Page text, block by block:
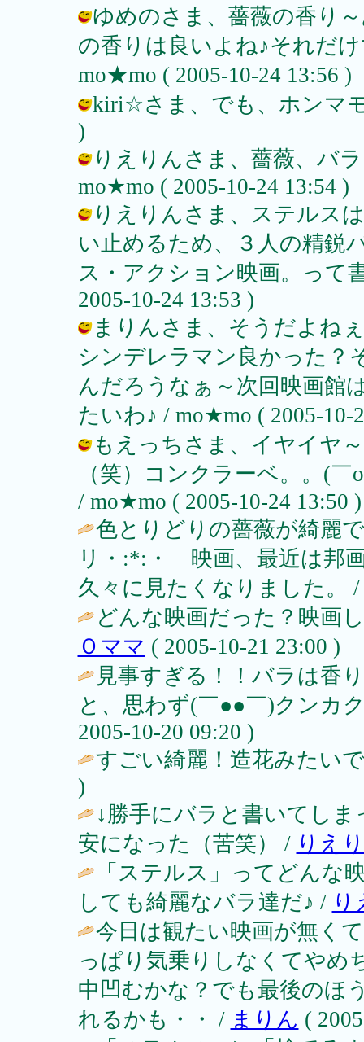
ゆめのさま、薔薇の香り
の香りは良いよね♪それだ
mo★mo ( 2005-10-24 13:56 )
kiri☆さま、でも、ホンマ
)
りえりんさま、薔薇、バ
mo★mo ( 2005-10-24 13:54 )
りえりんさま、ステルス
い止めるため、３人の精鋭
ス・アクション映画。って
2005-10-24 13:53 )
まりんさま、そうだよね
シンデレラマン良かった？
んだろうなぁ～次回映画館
たいわ♪ / mo★mo ( 2005-10-
もえっちさま、イヤイヤ
（笑）コンクラーベ。。(
/ mo★mo ( 2005-10-24 13:50 )
色とりどりの薔薇が綺麗
リ・:*:・ 映画、最近は邦
久々に見たくなりました。
どんな映画だった？映画
Ｏママ ( 2005-10-21 23:00 )
見事すぎる！！バラは香
と、思わず(￣●●￣)クンカ
2005-10-20 09:20 )
すごい綺麗！造花みたい
)
↓勝手にバラと書いてし
安になった（苦笑） / りえ
「ステルス」ってどんな
しても綺麗なバラ達だ♪ / り
今日は観たい映画が無く
っぱり気乗りしなくてやめ
中凹むかな？でも最後のほ
れるかも・・ / まりん (